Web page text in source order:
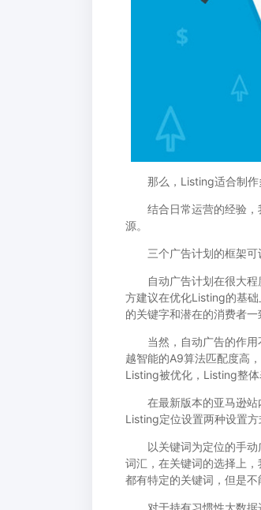
那么，Listing适合制作
结合日常运营的经验，
源。
三个广告计划的框架可
自动广告计划在很大程
方建议在优化Listing的基
的关键字和潜在的消费者一
当然，自动广告的作用
越智能的A9算法匹配度高
Listing被优化，Listing整
在最新版本的亚马逊站
Listing定位设置两种设置方
以关键词为定位的手动
词汇，在关键词的选择上
都有特定的关键词，但是
对于持有习惯性大数据